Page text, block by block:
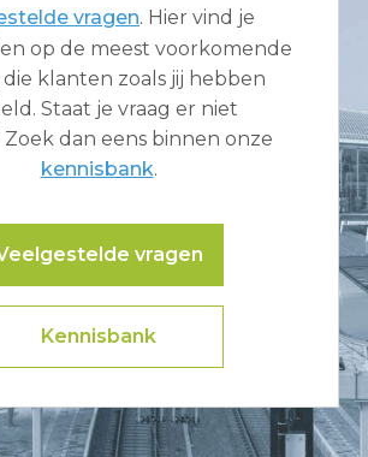
vragen. Hier vind je
op de meest voorkomende
klanten zoals jij hebben
Staat je vraag er niet
Zoek dan eens binnen onze
kennisbank.
vragen
Kennisbank